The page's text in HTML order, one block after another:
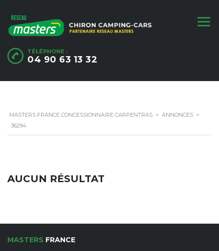
TÉLÉPHONE :
04 90 63 13 32
MASTERS FRANCE CONCESSIONNAIRE CARPENTRAS > ANNONCES >
36294
AUCUN RÉSULTAT
MASTERS FRANCE